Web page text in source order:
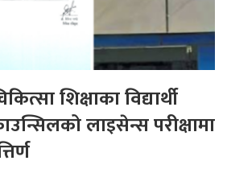
शिक्षाका विद्यार्थी
लाइसेन्स परीक्षामा